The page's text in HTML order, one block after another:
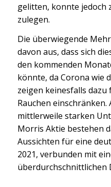
gelitten, konnte jedoch
zulegen.
Die überwiegende
davon aus, dass sich
den kommenden
könnte, da Corona wie
zeigen keinesfalls dazu
Rauchen einschränken.
mittlerweile starken
Morris Aktie bestehen
Aussichten für eine
2021, verbunden mit
überdurchschnittlichen